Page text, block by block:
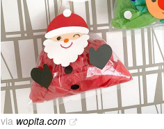
via wopita.com